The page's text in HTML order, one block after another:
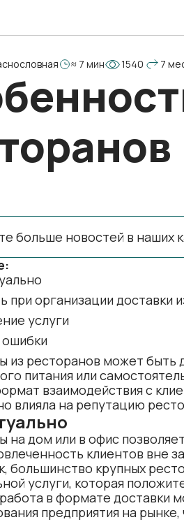
≈ 7 мин 1540 7
больше новостей в наших
при организации доставки
услуги
из ресторанов может быть
питания или
взаимодействия с
влияла на репутацию
на дом или в офис
клиентов вне
большинство крупных
услуги, которая
в формате доставки
предприятия на